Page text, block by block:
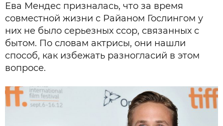
Ева Мендес призналась, что за время
совместной жизни с Райаном Гослингом у
них не было серьезных ссор, связанных с
бытом. По словам актрисы, они нашли
способ, как избежать разногласий в этом
вопросе.